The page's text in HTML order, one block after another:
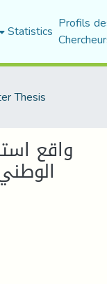
Statistics Profils
Thesis
واقع